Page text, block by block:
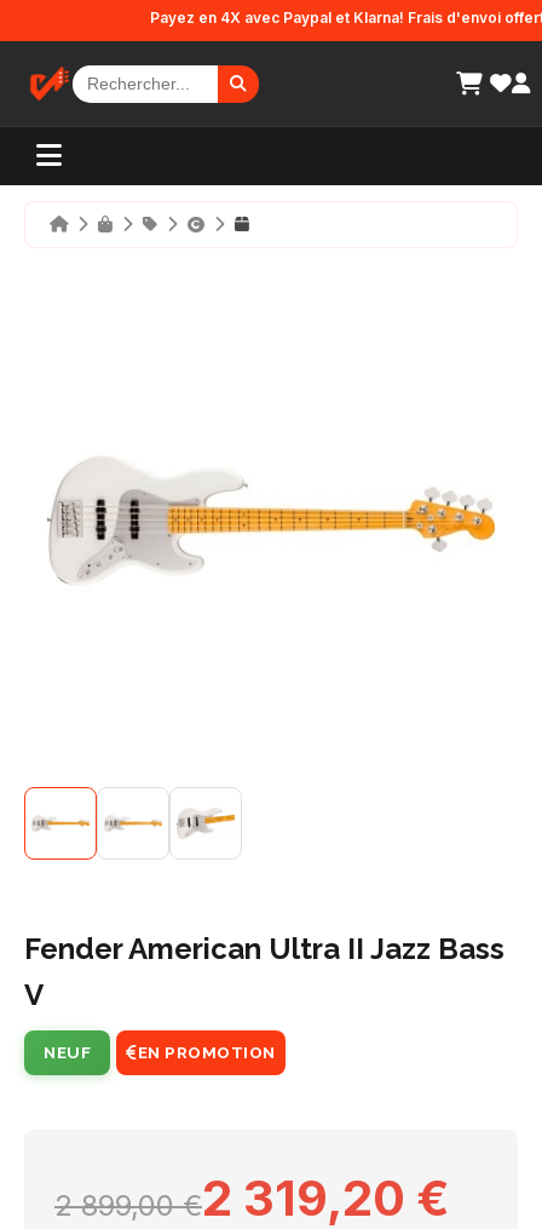
Payez en 4X avec Paypal et Klarna! Frais d'envoi offerts
Fender American Ultra II Jazz Bass
V
NEUF EN PROMOTION
2 899,00 €2 319,20 €
Panneau de gestion des cookies